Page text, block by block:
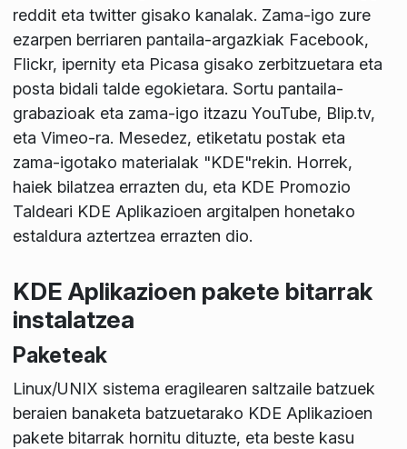
reddit eta twitter gisako kanalak. Zama-igo zure
ezarpen berriaren pantaila-argazkiak Facebook,
Flickr, ipernity eta Picasa gisako zerbitzuetara eta
posta bidali talde egokietara. Sortu pantaila-
grabazioak eta zama-igo itzazu YouTube, Blip.tv,
eta Vimeo-ra. Mesedez, etiketatu postak eta
zama-igotako materialak "KDE"rekin. Horrek,
haiek bilatzea errazten du, eta KDE Promozio
Taldeari KDE Aplikazioen argitalpen honetako
estaldura aztertzea errazten dio.
KDE Aplikazioen pakete bitarrak
instalatzea
Paketeak
Linux/UNIX sistema eragilearen saltzaile batzuek
beraien banaketa batzuetarako KDE Aplikazioen
pakete bitarrak hornitu dituzte, eta beste kasu